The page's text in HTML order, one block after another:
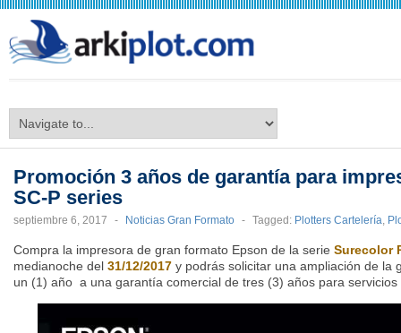
Promoción 3 años de garantía para
SC-P series
septiembre 6, 2017 - Noticias Gran Formato - Tagged: Plotters Cartelería,
Compra la impresora de gran formato Epson de la serie Surecolor
medianoche del 31/12/2017 y podrás solicitar una ampliación de la
un (1) año a una garantía comercial de tres (3) años para